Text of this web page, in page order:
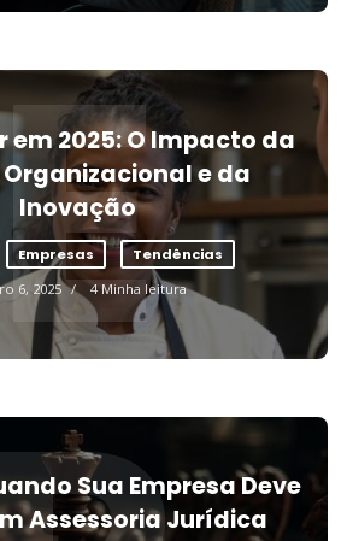
em 2025: O Impacto da
e da
Inovação
Empresas Tendências
6, 2025 4 Minha leitura
Sua Empresa Deve
Assessoria Jurídica